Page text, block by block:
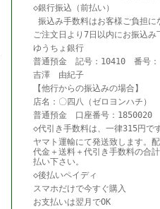
◇銀行振込（前払い）
振込み手数料はお客様ご負担に
ご注文日より7日以内にお振込み
ゆうちょ銀行
普通預金 記号：10410 番号：
吉澤 由紀子
【他行からの振込みの場合】
店名：〇四八（ゼロヨンハチ）
普通預金 口座番号：1850020
◇代引き手数料は、一律315円で
ヤマト運輸にて発送致します。
代金＋送料＋代引き手数料の合
払い下さい。
◇後払いペイディ
スマホだけで今すぐ購入
お支払いは翌月でOK